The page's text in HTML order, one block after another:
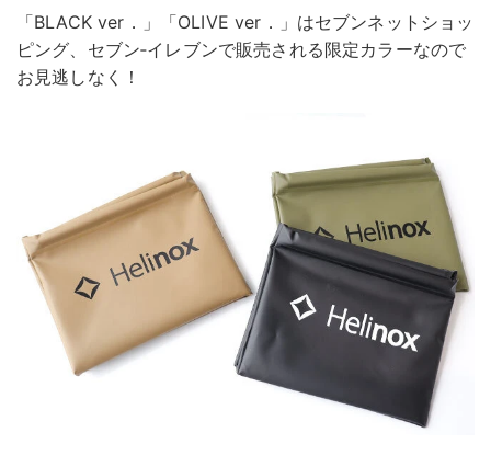
「BLACK ver．」「OLIVE ver．」はセブンネットショッ
ピング、セブン‐イレブンで販売される限定カラーなので
お見逃しなく！